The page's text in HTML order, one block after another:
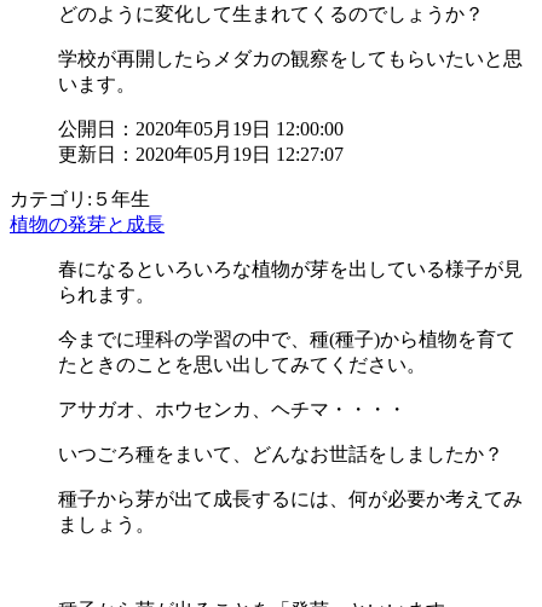
どのように変化して生まれてくるのでしょうか？
学校が再開したらメダカの観察をしてもらいたいと思
います。
公開日：2020年05月19日 12:00:00
更新日：2020年05月19日 12:27:07
カテゴリ:５年生
植物の発芽と成長
春になるといろいろな植物が芽を出している様子が見
られます。
今までに理科の学習の中で、種(種子)から植物を育て
たときのことを思い出してみてください。
アサガオ、ホウセンカ、ヘチマ・・・・
いつごろ種をまいて、どんなお世話をしましたか？
種子から芽が出て成長するには、何が必要か考えてみ
ましょう。